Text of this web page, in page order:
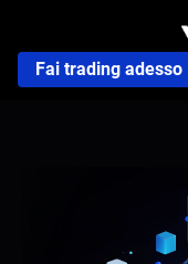
Fai trading adesso